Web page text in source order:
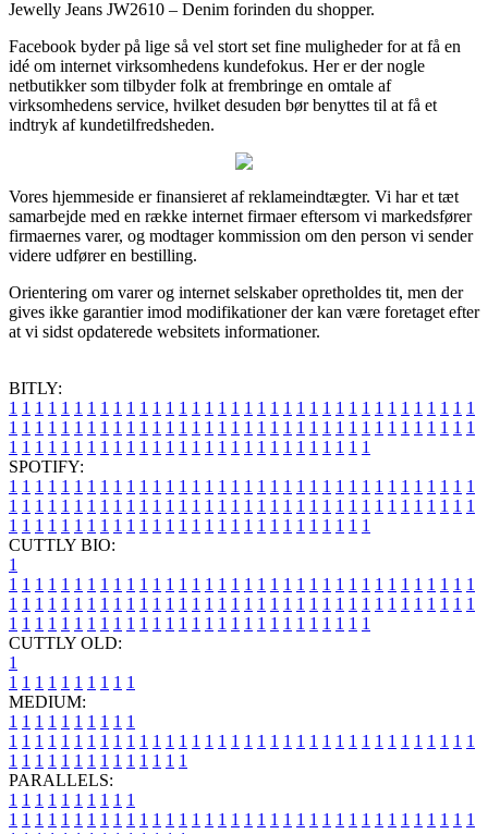
Jewelly Jeans JW2610 – Denim forinden du shopper.
Facebook byder på lige så vel stort set fine muligheder for at få en
idé om internet virksomhedens kundefokus. Her er der nogle
netbutikker som tilbyder folk at frembringe en omtale af
virksomhedens service, hvilket desuden bør benyttes til at få et
indtryk af kundetilfredsheden.
Vores hjemmeside er finansieret af reklameindtægter. Vi har et tæt
samarbejde med en række internet firmaer eftersom vi markedsfører
firmaernes varer, og modtager kommission om den person vi sender
videre udfører en bestilling.
Orientering om varer og internet selskaber opretholdes tit, men der
gives ikke garantier imod modifikationer der kan være foretaget efter
at vi sidst opdaterede websitets informationer.
BITLY:
1 1 1 1 1 1 1 1 1 1 1 1 1 1 1 1 1 1 1 1 1 1 1 1 1 1 1 1 1 1 1 1 1 1 1 1
1 1 1 1 1 1 1 1 1 1 1 1 1 1 1 1 1 1 1 1 1 1 1 1 1 1 1 1 1 1 1 1 1 1 1 1
1 1 1 1 1 1 1 1 1 1 1 1 1 1 1 1 1 1 1 1 1 1 1 1 1 1 1 1
SPOTIFY:
1 1 1 1 1 1 1 1 1 1 1 1 1 1 1 1 1 1 1 1 1 1 1 1 1 1 1 1 1 1 1 1 1 1 1 1
1 1 1 1 1 1 1 1 1 1 1 1 1 1 1 1 1 1 1 1 1 1 1 1 1 1 1 1 1 1 1 1 1 1 1 1
1 1 1 1 1 1 1 1 1 1 1 1 1 1 1 1 1 1 1 1 1 1 1 1 1 1 1 1
CUTTLY BIO:
1
1 1 1 1 1 1 1 1 1 1 1 1 1 1 1 1 1 1 1 1 1 1 1 1 1 1 1 1 1 1 1 1 1 1 1 1
1 1 1 1 1 1 1 1 1 1 1 1 1 1 1 1 1 1 1 1 1 1 1 1 1 1 1 1 1 1 1 1 1 1 1 1
1 1 1 1 1 1 1 1 1 1 1 1 1 1 1 1 1 1 1 1 1 1 1 1 1 1 1 1
CUTTLY OLD:
1
1 1 1 1 1 1 1 1 1 1
MEDIUM:
1 1 1 1 1 1 1 1 1 1
1 1 1 1 1 1 1 1 1 1 1 1 1 1 1 1 1 1 1 1 1 1 1 1 1 1 1 1 1 1 1 1 1 1 1 1
1 1 1 1 1 1 1 1 1 1 1 1 1 1
PARALLELS:
1 1 1 1 1 1 1 1 1 1
1 1 1 1 1 1 1 1 1 1 1 1 1 1 1 1 1 1 1 1 1 1 1 1 1 1 1 1 1 1 1 1 1 1 1 1